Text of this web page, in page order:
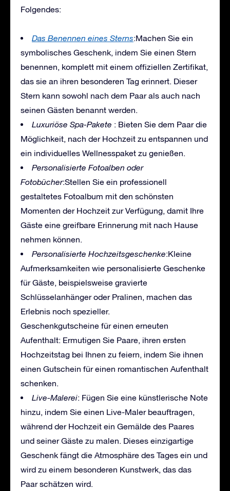
Folgendes:
Das Benennen eines Sterns:Machen Sie ein
symbolisches Geschenk, indem Sie einen Stern
benennen, komplett mit einem offiziellen Zertifikat,
das sie an ihren besonderen Tag erinnert. Dieser
Stern kann sowohl nach dem Paar als auch nach
seinen Gästen benannt werden.
Luxuriöse Spa-Pakete : Bieten Sie dem Paar die
Möglichkeit, nach der Hochzeit zu entspannen und
ein individuelles Wellnesspaket zu genießen.
Personalisierte Fotoalben oder
Fotobücher:Stellen Sie ein professionell
gestaltetes Fotoalbum mit den schönsten
Momenten der Hochzeit zur Verfügung, damit Ihre
Gäste eine greifbare Erinnerung mit nach Hause
nehmen können.
Personalisierte Hochzeitsgeschenke:Kleine
Aufmerksamkeiten wie personalisierte Geschenke
für Gäste, beispielsweise gravierte
Schlüsselanhänger oder Pralinen, machen das
Erlebnis noch spezieller.
Geschenkgutscheine für einen erneuten
Aufenthalt: Ermutigen Sie Paare, ihren ersten
Hochzeitstag bei Ihnen zu feiern, indem Sie ihnen
einen Gutschein für einen romantischen Aufenthalt
schenken.
Live-Malerei: Fügen Sie eine künstlerische Note
hinzu, indem Sie einen Live-Maler beauftragen,
während der Hochzeit ein Gemälde des Paares
und seiner Gäste zu malen. Dieses einzigartige
Geschenk fängt die Atmosphäre des Tages ein und
wird zu einem besonderen Kunstwerk, das das
Paar schätzen wird.